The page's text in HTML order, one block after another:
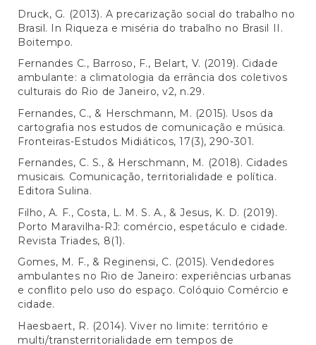
Druck, G. (2013). A precarização social do trabalho no
Brasil. In Riqueza e miséria do trabalho no Brasil II.
Boitempo.
Fernandes C., Barroso, F., Belart, V. (2019). Cidade
ambulante: a climatologia da errância dos coletivos
culturais do Rio de Janeiro, v2, n.29.
Fernandes, C., & Herschmann, M. (2015). Usos da
cartografia nos estudos de comunicação e música.
Fronteiras-Estudos Midiáticos, 17(3), 290-301.
Fernandes, C. S., & Herschmann, M. (2018). Cidades
musicais. Comunicação, territorialidade e política.
Editora Sulina.
Filho, A. F., Costa, L. M. S. A., & Jesus, K. D. (2019).
Porto Maravilha-RJ: comércio, espetáculo e cidade.
Revista Triades, 8(1).
Gomes, M. F., & Reginensi, C. (2015). Vendedores
ambulantes no Rio de Janeiro: experiências urbanas
e conflito pelo uso do espaço. Colóquio Comércio e
cidade.
Haesbaert, R. (2014). Viver no limite: território e
multi/transterritorialidade em tempos de